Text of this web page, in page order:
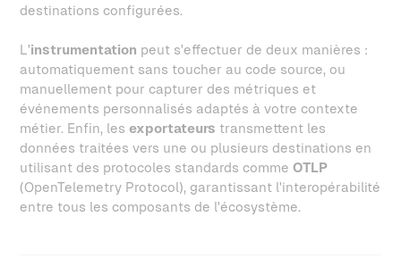
destinations configurées.
L'instrumentation peut s'effectuer de deux manières :
automatiquement sans toucher au code source, ou
manuellement pour capturer des métriques et
événements personnalisés adaptés à votre contexte
métier. Enfin, lesexportateurs transmettent les
données traitées vers une ou plusieurs destinations en
utilisant des protocoles standards commeOTLP
(OpenTelemetry Protocol), garantissant l'interopérabilité
entre tous les composants de l'écosystème.